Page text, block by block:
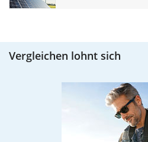
Vergleichen lohnt sich